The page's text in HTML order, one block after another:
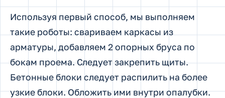
Используя первый способ, мы выполняем
такие роботы: свариваем каркасы из
арматуры, добавляем 2 опорных бруса по
бокам проема. Следует закрепить щиты.
Бетонные блоки следует распилить на более
узкие блоки. Обложить ими внутри опалубки.